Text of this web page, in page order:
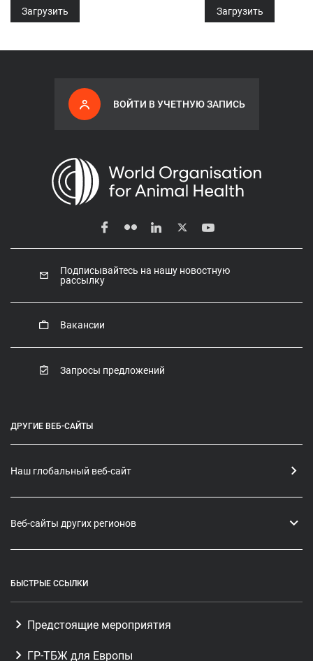
Загрузить Загрузить
ВОЙТИ В УЧЕТНУЮ ЗАПИСЬ
Подписывайтесь на нашу новостную
рассылку
Вакансии
Запросы предложений
ДРУГИЕ ВЕБ-САЙТЫ
Наш глобальный веб-сайт
Веб-сайты других регионов
БЫСТРЫЕ ССЫЛКИ
Предстоящие мероприятия
ГР-ТБЖ для Европы